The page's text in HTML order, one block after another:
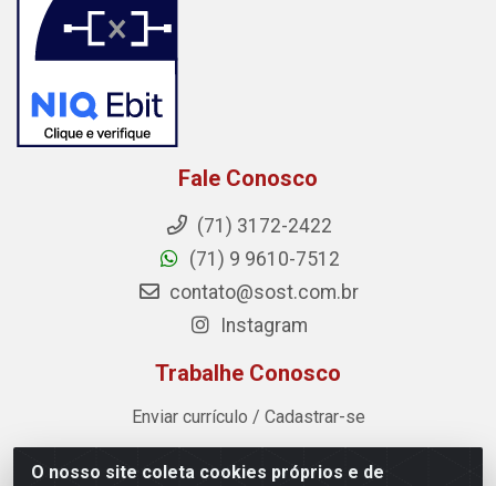
O nosso site coleta cookies próprios e de
Fale Conosco
(71) 3172-2422
(71) 9 9610-7512
contato@sost.com.br
Instagram
Trabalhe Conosco
Enviar currículo / Cadastrar-se